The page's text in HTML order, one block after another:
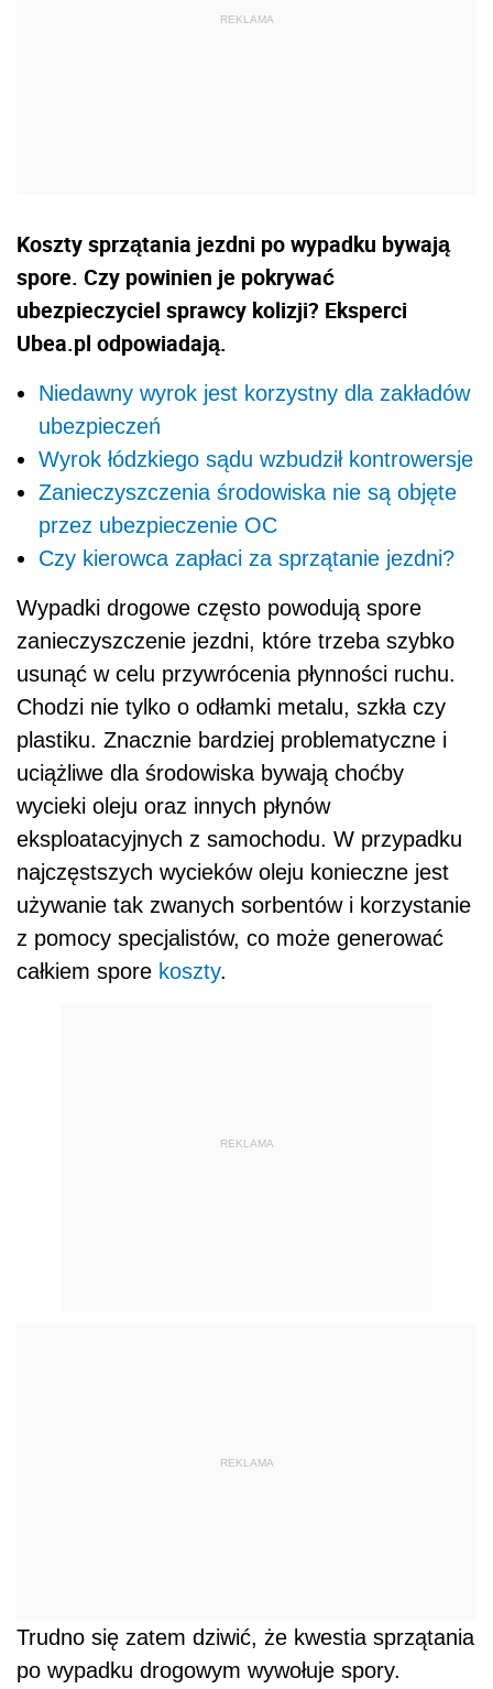
Koszty sprzątania jezdni po wypadku bywają
spore. Czy powinien je pokrywać
ubezpieczyciel sprawcy kolizji? Eksperci
Ubea.pl odpowiadają.
Niedawny wyrok jest korzystny dla zakładów
ubezpieczeń
Wyrok łódzkiego sądu wzbudził kontrowersje
Zanieczyszczenia środowiska nie są objęte
przez ubezpieczenie OC
Czy kierowca zapłaci za sprzątanie jezdni?
Wypadki drogowe często powodują spore
zanieczyszczenie jezdni, które trzeba szybko
usunąć w celu przywrócenia płynności ruchu.
Chodzi nie tylko o odłamki metalu, szkła czy
plastiku. Znacznie bardziej problematyczne i
uciążliwe dla środowiska bywają choćby
wycieki oleju oraz innych płynów
eksploatacyjnych z samochodu. W przypadku
najczęstszych wycieków oleju konieczne jest
używanie tak zwanych sorbentów i korzystanie
z pomocy specjalistów, co może generować
całkiem spore koszty.
REKLAMA
REKLAMA
Trudno się zatem dziwić, że kwestia sprzątania
po wypadku drogowym wywołuje spory.